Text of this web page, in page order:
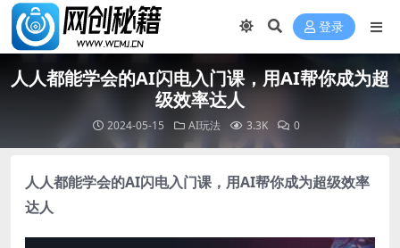
登录
人人都能学会的AI闪电入门课，用AI帮你成为超
级效率达人
2024-05-15 AI玩法 3.3K 0
人人都能学会的AI闪电入门课 ，用AI帮你成为超级效率
达人